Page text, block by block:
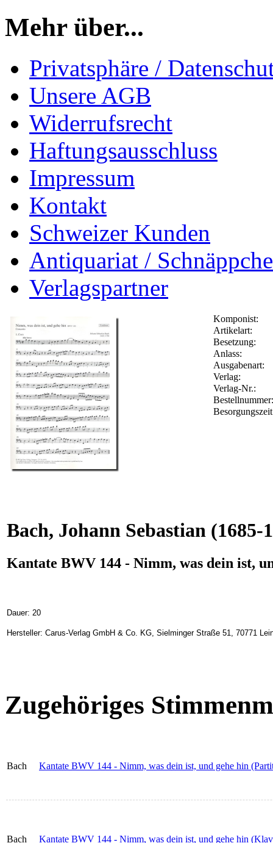
Mehr über...
Privatsphäre /
Unsere AGB
Widerrufsrecht
Haftungsausschluss
Impressum
Kontakt
Schweizer Kunden
Antiquariat /
Verlagspartner
Komponist:
Artikelart:
Besetzung:
Anlass:
Ausgabenart:
Verlag:
Verlag-Nr.:
Bach, Johann Sebastian (1685-
Kantate BWV 144 - Nimm, was dein ist,
Dauer: 20
Hersteller: Carus-Verlag GmbH & Co. KG, Sielminger Straße 51, 70771
Zugehöriges
Bach Kantate BWV 144 - Nimm, was dein ist, und gehe hin
Bach Kantate BWV 144 - Nimm, was dein ist, und gehe hin